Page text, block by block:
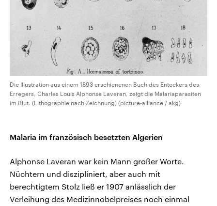
Die Illustration aus einem 1893 erschienenen Buch des Enteckers des
Erregers, Charles Louis Alphonse Laveran, zeigt die Malariaparasiten
im Blut. (Lithographie nach Zeichnung) (picture-alliance / akg)
Malaria im französisch besetzten Algerien
Alphonse Laveran war kein Mann großer Worte.
Nüchtern und diszipliniert, aber auch mit
berechtigtem Stolz ließ er 1907 anlässlich der
Verleihung des Medizinnobelpreises noch einmal